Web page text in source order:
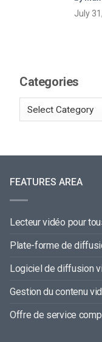
July
Categories
FEATURES AREA
Lecteur vidéo pour
Plate-forme de
Logiciel de diffusion
Gestion du contenu
Offre de service